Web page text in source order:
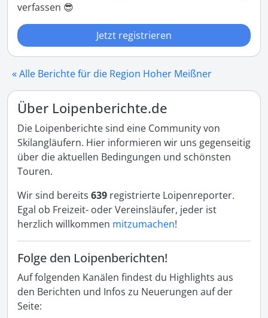
verfassen 😎
Jetzt registrieren
« Alle Berichte für die Region Hoher Meißner
Über Loipenberichte.de
Die Loipenberichte sind eine Community von
Skilangläufern. Hier informieren wir uns gegenseitig
über die aktuellen Bedingungen und schönsten
Touren.
Wir sind bereits 639 registrierte Loipenreporter.
Egal ob Freizeit- oder Vereinsläufer, jeder ist
herzlich willkommen mitzumachen!
Folge den Loipenberichten!
Auf folgenden Kanälen findest du Highlights aus
den Berichten und Infos zu Neuerungen auf der
Seite: